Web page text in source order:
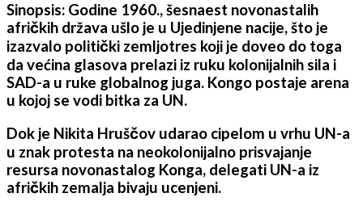
Sinopsis: Godine 1960., šesnaest novonastalih
afričkih država ušlo je u Ujedinjene nacije, što je
izazvalo politički zemljotres koji je doveo do toga
da većina glasova prelazi iz ruku kolonijalnih sila i
SAD-a u ruke globalnog juga. Kongo postaje arena
u kojoj se vodi bitka za UN.
Dok je Nikita Hruščov udarao cipelom u vrhu UN-a
u znak protesta na neokolonijalno prisvajanje
resursa novonastalog Konga, delegati UN-a iz
afričkih zemalja bivaju ucenjeni.